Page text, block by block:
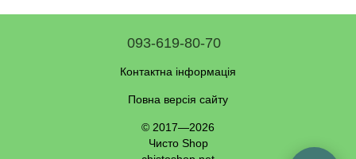
093-619-80-70
Контактна інформація
Повна версія сайту
© 2017—2026
Чисто Shop